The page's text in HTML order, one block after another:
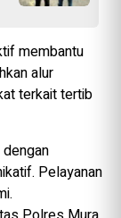
membantu
alur
terkait tertib
Pelayanan